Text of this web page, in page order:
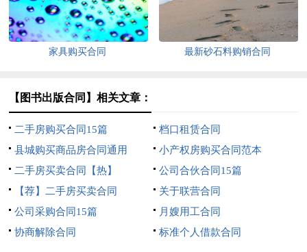
家具购买合同 最新砂石料购销合同
【图书出版合同】相关文章：
二手房购买合同15篇
档口租赁合同
县城购买商品房合同通用
小产权房购买合同范本
二手房买卖合同【热】
公司合伙合同15篇
【荐】二手房买卖合同
关于联营合同
公司采购合同15篇
月嫂用工合同
协商解除合同
标准个人借款合同